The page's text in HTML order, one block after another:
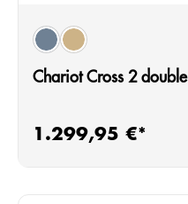
Farbeauswählen
dark slatefaded khaki
Chariot Cross 2 double
Regulärer Preis:
1.299,95 €*